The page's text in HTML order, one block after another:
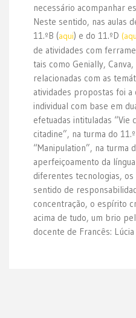
necessário acompanhar
Neste sentido, nas aulas
11.ºB (aqui) e do 11.ºD
de atividades com
tais como Genially,
relacionadas com as
atividades propostas foi a
individual com base em
efetuadas intituladas “Vie
citadine”, na turma do
“Manipulation”, na turma
aperfeiçoamento da
diferentes tecnologias,
sentido de
concentração, o espírito
acima de tudo, um brio
docente de Francês: